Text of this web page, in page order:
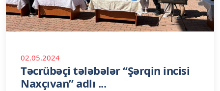
02.05.2024
Təcrübəçi tələbələr “Şərqin incisi
Naxçıvan” adlı ...